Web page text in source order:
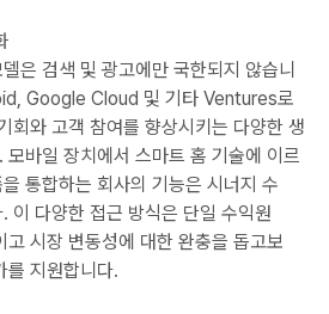
은 검색 및 광고에만 국한되지 않습니
Google Cloud 및 기타 Ventures로
회와 고객 참여를 향상시키는 다양한 생
모바일 장치에서 스마트 홈 기술에 이르
통합하는 회사의 기능은 시너지 수
이 다양한 접근 방식은 단일 수익원
고 시장 변동성에 대한 완충을 돕고보
를 지원합니다.